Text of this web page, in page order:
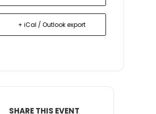
+ iCal / Outlook export
SHARE THIS EVENT